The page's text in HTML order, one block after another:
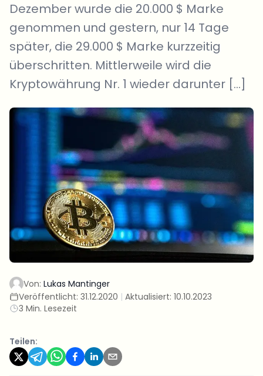
Dezember wurde die 20.000 $ Marke
genommen und gestern, nur 14 Tage
später, die 29.000 $ Marke kurzzeitig
überschritten. Mittlerweile wird die
Kryptowährung Nr. 1 wieder darunter […]
Von: Lukas Mantinger
Veröffentlicht: 31.12.2020 | Aktualisiert: 10.10.2023
3 Min. Lesezeit
Teilen: